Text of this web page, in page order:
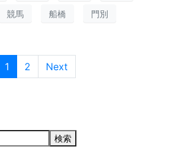
競馬 船橋 門別
1 2 Next
検索